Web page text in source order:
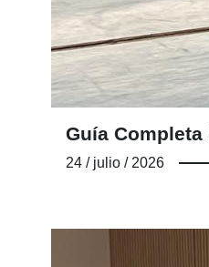
Guía
24 / julio / 2026